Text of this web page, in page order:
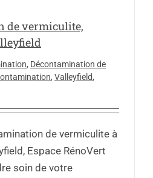
de vermiculite,
, Décontamination de
, Valleyfield,
de vermiculite à
Espace RénoVert
soin de votre